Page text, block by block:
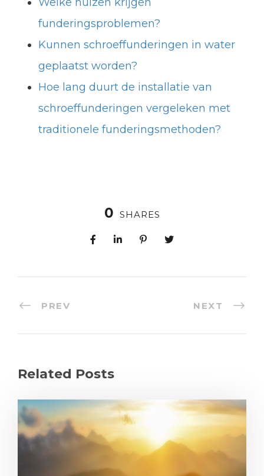
funderingsproblemen?
Kunnen schroeffunderingen in water
geplaatst worden?
Hoe lang duurt de installatie van
schroeffunderingen vergeleken met
traditionele funderingsmethoden?
0 SHARES
PREV NEXT
Related Posts